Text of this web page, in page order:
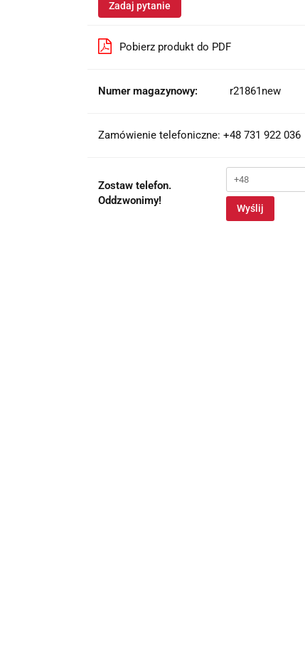
Zadaj pytanie
Pobierz produkt do PDF
Numer magazynowy: r21861new
Zamówienie telefoniczne: +48 731 922 036
Zostaw telefon.
Oddzwonimy!
Wyślij